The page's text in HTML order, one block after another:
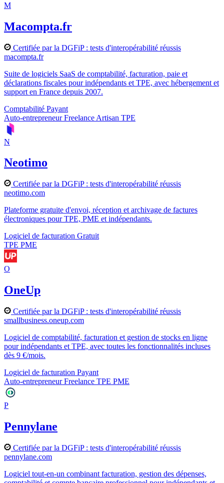
M
Macompta.fr
Certifiée par la DGFiP : tests d'interopérabilité réussis
macompta.fr
Suite de logiciels SaaS de comptabilité, facturation, paie et
déclarations fiscales pour indépendants et TPE, avec hébergement et
support en France depuis 2007.
Comptabilité Payant
Auto-entrepreneurFreelance Artisan TPE
N
Neotimo
Certifiée par la DGFiP : tests d'interopérabilité réussis
neotimo.com
Plateforme gratuite d'envoi, réception et archivage de factures
électroniques pour TPE, PME et indépendants.
Logiciel de facturation Gratuit
TPE PME
O
OneUp
Certifiée par la DGFiP : tests d'interopérabilité réussis
smallbusiness.oneup.com
Logiciel de comptabilité, facturation et gestion de stocks en ligne
pour indépendants et TPE, avec toutes les fonctionnalités incluses
dès 9 €/mois.
Logiciel de facturation Payant
Auto-entrepreneurFreelance TPE PME
P
Pennylane
Certifiée par la DGFiP : tests d'interopérabilité réussis
pennylane.com
Logiciel tout-en-un combinant facturation, gestion des dépenses,